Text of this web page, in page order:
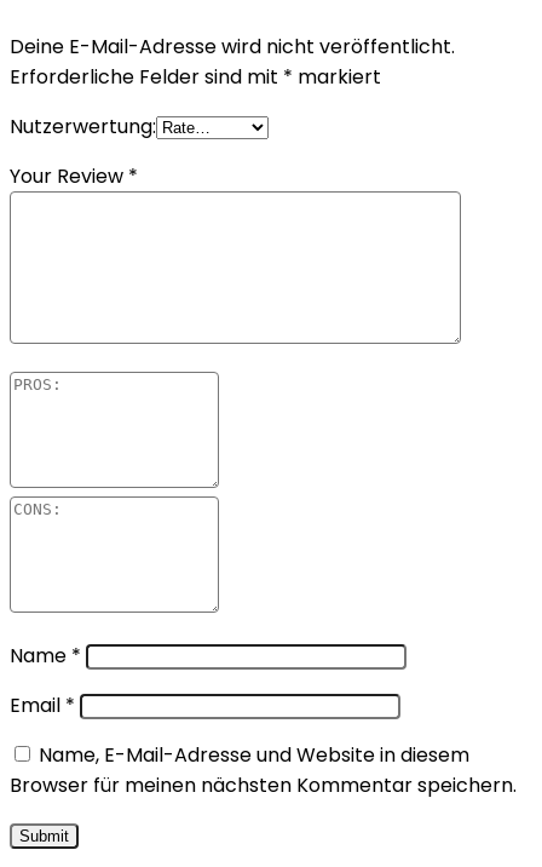
Deine E-Mail-Adresse wird nicht veröffentlicht.
Erforderliche Felder sind mit * markiert
Nutzerwertung:
Your Review *
Name *
Email *
Name, E-Mail-Adresse und Website in diesem
Browser für meinen nächsten Kommentar speichern.